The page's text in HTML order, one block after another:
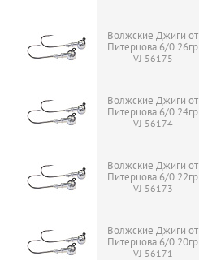
Волжские Джиги от
Питерцова 6/0 26гр
VJ-56175
Волжские Джиги от
Питерцова 6/0 24гр
VJ-56174
Волжские Джиги от
Питерцова 6/0 22гр
VJ-56173
Волжские Джиги от
Питерцова 6/0 20гр
VJ-56171